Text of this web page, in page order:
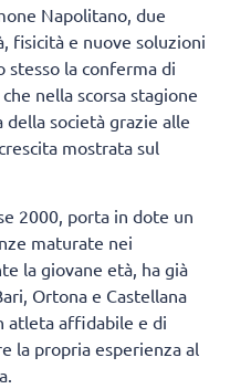
Napolitano, due
fisicità e nuove soluzioni
stesso la conferma di
nella scorsa stagione
della società grazie alle
mostrata sul
2000, porta in dote un
maturate nei
la giovane età, ha già
Ortona e Castellana
atleta affidabile e di
la propria esperienza al